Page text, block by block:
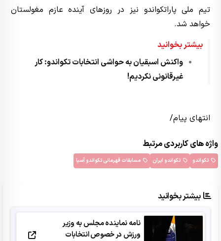
تیم ملی پاراتکواندو نیز در روزهای آینده عازم مغولستان
خواهد شد.
بیشتر بخوانید
واکنش اسبقیان به حواشی انتخابات تکواندو: کار
غیرقانونی نکردیم!
انتهای پیام/
واژه های کاربردی مرتبط
تکواندو تکواندو ایران مسابقات قهرمانی تکواندو آسیا
بیشتر بخوانید
نامه نماینده مجلس به وزیر
ورزش در خصوص انتخابات